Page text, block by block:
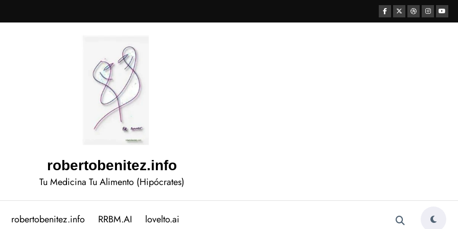
robertobenitez.info
Tu Medicina Tu Alimento (Hipócrates)
robertobenitez.info RRBM.AI lovelto.ai